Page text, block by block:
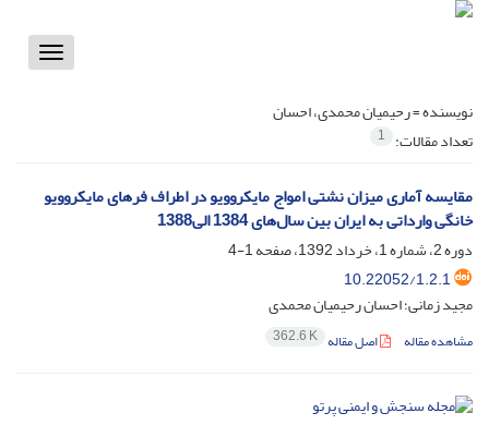
Toggle
نویسنده =رحیمیان محمدی، احسان
تعداد مقالات: 1
مقایسه آماری میزان نشتی امواج مایکروویو در اطراف فرهای مایکروویو
خانگی وارداتی به ایران بین سال‌های 1384 الی1388
دوره 2، شماره 1، خرداد 1392، صفحه
1-4
10.22052/1.2.1
مجید زمانی؛ احسان رحیمیان محمدی
مشاهده مقاله اصل مقاله 362.6 K